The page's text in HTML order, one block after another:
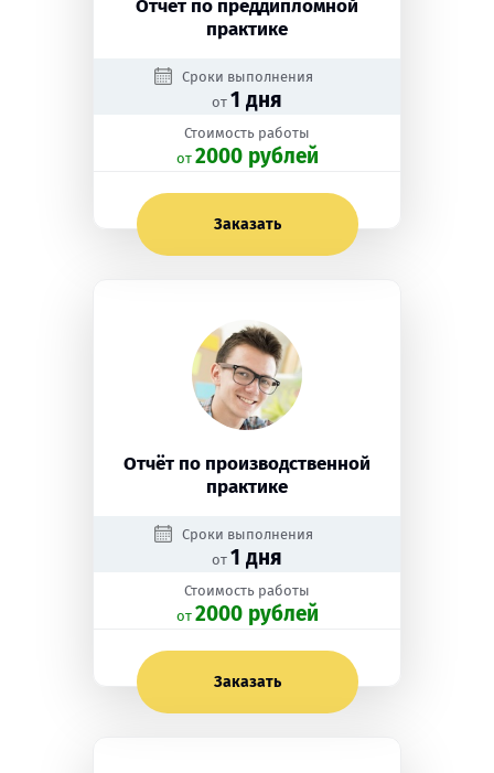
Отчёт по преддипломной
практике
Сроки выполнения
от 1 дня
Стоимость работы
oт 2000 рублей
Заказать
Отчёт по производственной
практике
Сроки выполнения
от 1 дня
Стоимость работы
oт 2000 рублей
Заказать